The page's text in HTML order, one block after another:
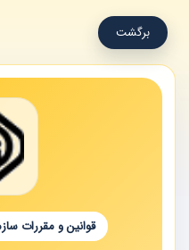
برگشت
قوانین و مقررات